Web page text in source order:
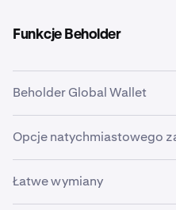
Funkcje Beholder
Beholder Global Wallet
Twój Beholder Global
przechowywanie,
Twoich aktywów
używać tego portfela w
Opcje natychmiastowego
Zasilenie Twojego Beholder
szybkie. Opcje obejmują:
Łatwe wymiany